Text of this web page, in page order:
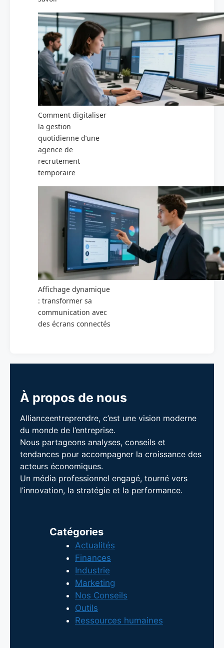
Comment digitaliser
la gestion
quotidienne d’une
agence de
recrutement
temporaire
Affichage dynamique
: transformer sa
communication avec
des écrans connectés
À propos de nous
Allianceentreprendre, c’est une vision moderne
du monde de l’entreprise.
Nous partageons analyses, conseils et
tendances pour accompagner la croissance des
acteurs économiques.
Un média professionnel engagé, tourné vers
l’innovation, la stratégie et la performance.
Catégories
Actualités
Finances
Industrie
Marketing
Nos Conseils
Outils
Ressources humaines